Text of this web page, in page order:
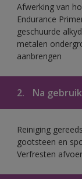
Afwerking van
Endurance
geschuurde
metalen
aanbrengen
2. Na gebruik
Reiniging
gootsteen en
Verfresten